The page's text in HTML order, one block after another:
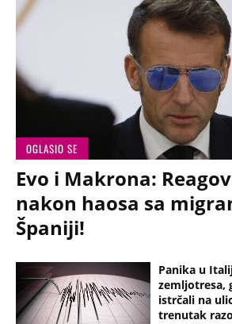
Panika u
zemljotresa,
istrčali na
trenutak
OGLASIO SE
Evo i Makrona:
nakon haosa sa
Španiji!